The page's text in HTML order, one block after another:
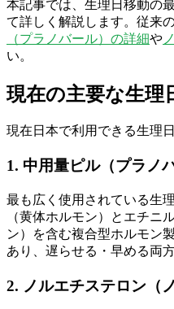
本記事では、生理日移動の
て詳しく解説します。従来
（プラノバール）の詳細や
い。
現在の主要な生理
現在日本で利用できる生理
1. 中用量ピル（プラノ
最も広く使用されている生
（黄体ホルモン）とエチニ
ン）を含む複合型ホルモン
あり、遅らせる・早める両
2. ノルエチステロン（